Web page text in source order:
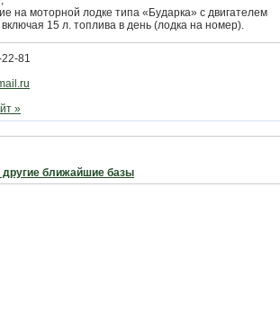
на моторной лодке типа «Бударка» с двигателем
15 л. топлива в день (лодка на номер).
81
»
другие ближайшие базы